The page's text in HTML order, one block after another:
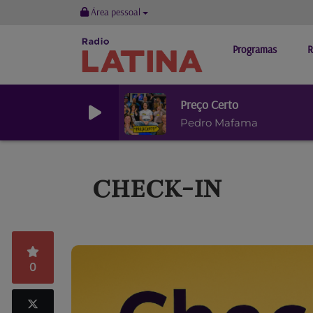
Área pessoal
Programas
Preço Certo
Pedro Mafama
CHECK-IN
0